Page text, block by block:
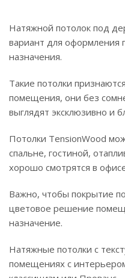
Натяжной потолок под
вариант для оформления
назначения.
Такие потолки
помещения, они без
выглядят эксклюзивно и
Потолки TensionWood
спальне, гостиной,
хорошо смотрятся в
Важно, чтобы покрытие
цветовое решение
назначение.
Натяжные потолки с
помещениях с